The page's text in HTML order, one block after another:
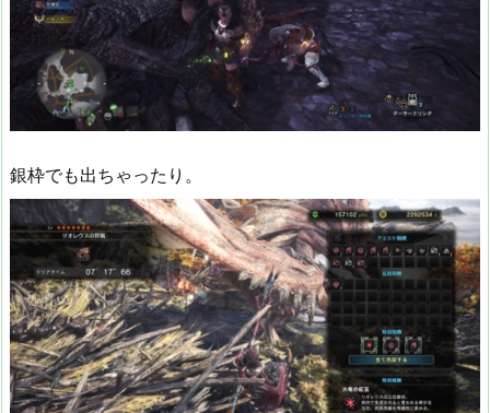
銀枠でも出ちゃったり。